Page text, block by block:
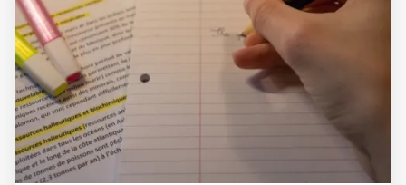
İngilizce
Dil Eğitimi
En Hızlı İngilizce
En Kolay İngilizce
En Ucuz İngilizce